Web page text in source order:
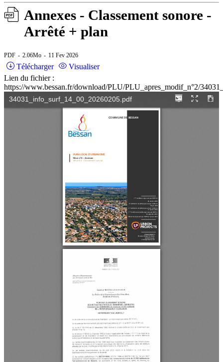
Annexes - Classement sonore -
Arrêté + plan
PDF 2.06Mo 11 Fev 2026
Télécharger
Visualiser
Lien du fichier :
https://www.bessan.fr/download/PLU/PLU_apres_modif_n°2/